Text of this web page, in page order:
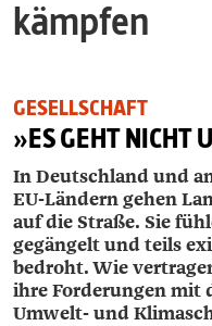
kämpfen
GESELLSCHAFT
»ES GEHT NICHT
In Deutschland und
EU-Ländern gehen
auf die Straße. Sie
gegängelt und teils
bedroht. Wie
ihre Forderungen mit
Umwelt- und